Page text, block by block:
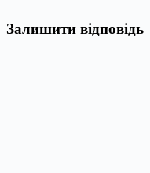
Залишити відповідь